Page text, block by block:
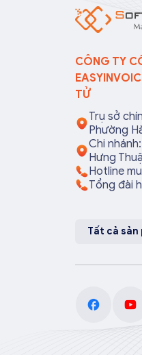
CÔNG TY
TỬ
Trụ sở
Phường
Chi
Hưng
Hotline
Tổng đài
Tất cả